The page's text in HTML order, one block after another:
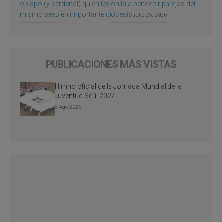
obispo (y cardenal) quien les orilla a bendecir parejas del
mismo sexo en importante diócesis julio 25, 2026
PUBLICACIONES MÁS VISTAS
Himno oficial de la Jornada Mundial de la
Juventud Seúl 2027
3 Ago 2026